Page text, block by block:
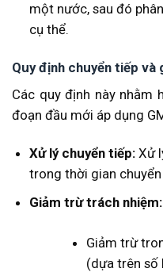
một nước, sau đó
cụ thể.
Quy định chuyển tiếp
Các quy định này nhằm
đoạn đầu mới áp dụng
Xử lý chuyển tiếp:Xử
trong thời gian chuyển
Giảm trừ trách nhiệm:
Giảm trừ
(dựa trên số